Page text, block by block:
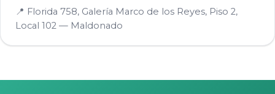
📍 Florida 758, Galería Marco de los Reyes, Piso 2,
Local 102 — Maldonado